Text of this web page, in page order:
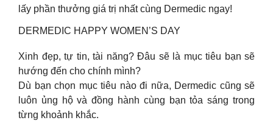
lấy phần thưởng giá trị nhất cùng Dermedic ngay!
DERMEDIC HAPPY WOMEN’S DAY
Xinh đẹp, tự tin, tài năng? Đâu sẽ là mục tiêu bạn sẽ
hướng đến cho chính mình?
Dù bạn chọn mục tiêu nào đi nữa, Dermedic cũng sẽ
luôn ủng hộ và đồng hành cùng bạn tỏa sáng trong
từng khoảnh khắc.